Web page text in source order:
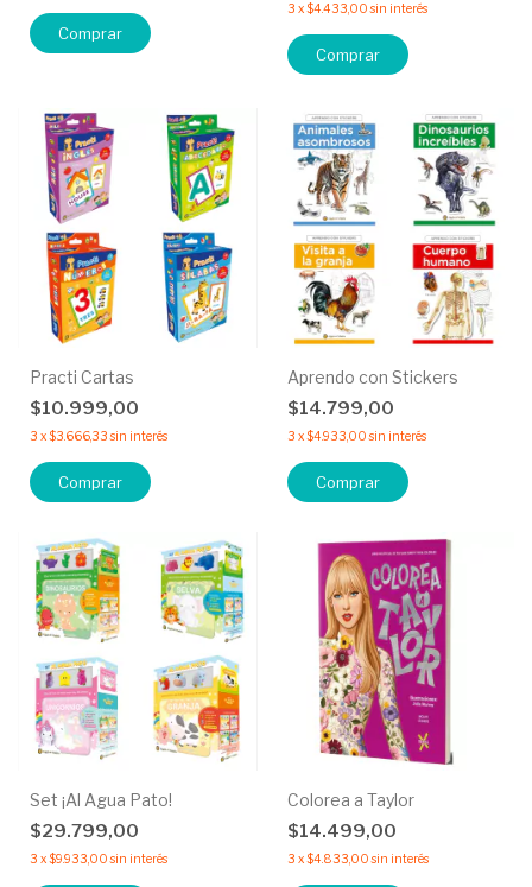
Comprar
3 x$4.433,00 sin interés
Practi Cartas
$10.999,00
3 x$3.666,33 sin interés
Comprar
Aprendo con Stickers
$14.799,00
3 x$4.933,00 sin interés
Comprar
Set ¡Al Agua Pato!
$29.799,00
3 x$9.933,00 sin interés
Colorea a Taylor
$14.499,00
3 x$4.833,00 sin interés